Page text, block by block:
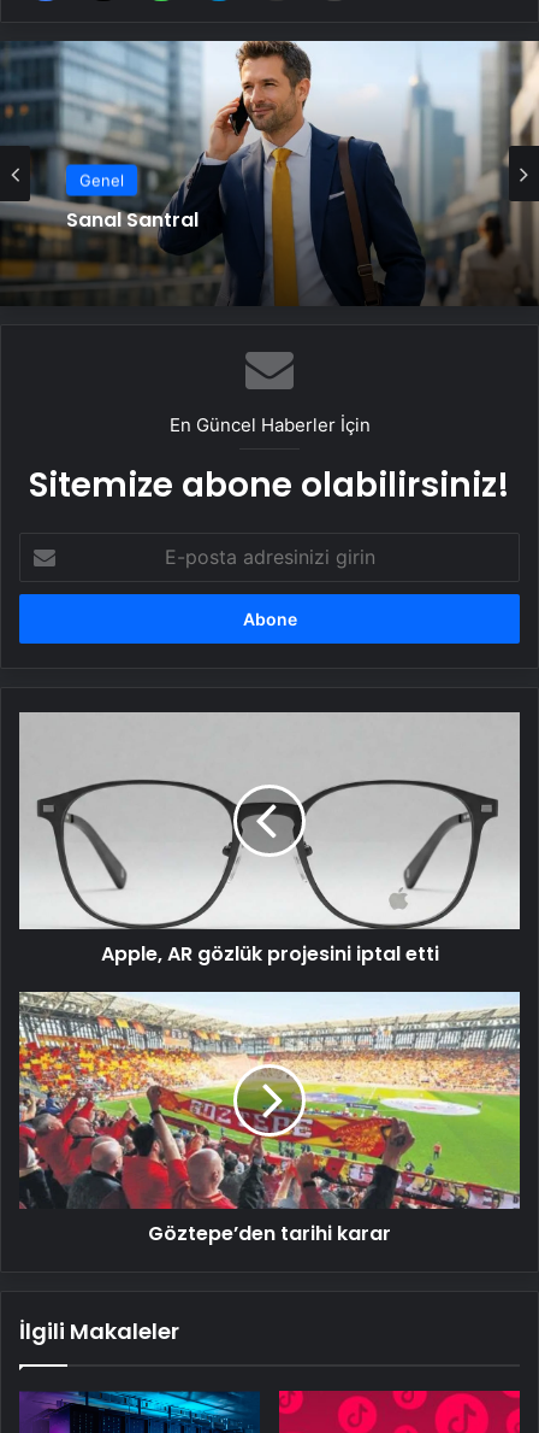
Genel
Genel
Serjoy : Dijital Medya Ajansı, Google
Reklam Ajansı, SEO Ajansı ve Web
Tasarım Ajansı
En Güncel Haberler İçin
Sitemize abone olabilirsiniz!
posta
adresinizi
projesini
iptal
Apple, AR gözlük projesini iptal etti
Göztepe’den
tarihi
karar
Göztepe’den tarihi karar
İlgili Makaleler